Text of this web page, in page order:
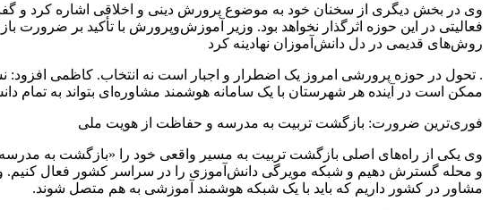
وی در بخش دیگری از سخنان خود به موضوع پرورش دینی و اخلاقی اشاره کرد و گفت:
فعالیتی در این حوزه اثرگذار نخواهد بود. وزیر آموزش‌وپرورش با تأکید بر
روش‌های قدیمی در دل دانش‌آموزان نهادینه کرد
. تحول در حوزه پرورشی امروز یک اضطرار و اجبار است نه انتخاب. کاظمی
ممکن است در آینده هر شهرستان با یک سامانه هوشمند مشاوره‌ای بتواند به تمام
فوری‌ترین ضرورت: بازگشت تربیت به مدرسه و حفاظت از هویت ملی
وی یکی از راه‌های اصلی بازگشت تربیت به مسیر واقعی خود را «بازگشت به
مشاور در کشور داریم که باید با یک شبکه هوشمند آموزشی به هم متصل شوند.